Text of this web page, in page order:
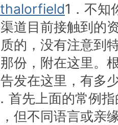
1．不知
道目前接触到的
的，没有注意到
份，附在这里。
发在这里，有多
首先上面的常例
但不同语言或亲